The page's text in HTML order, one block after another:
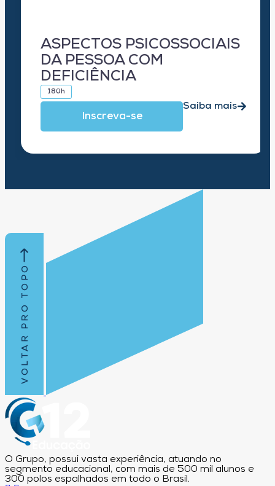
ASPECTOS PSICOSSOCIAIS
DA PESSOA COM
DEFICIÊNCIA
180h
Inscreva-se
Saiba mais
VOLTAR PRO TOPO
O Grupo, possui vasta experiência, atuando no
segmento educacional, com mais de 500 mil alunos e
300 polos espalhados em todo o Brasil.